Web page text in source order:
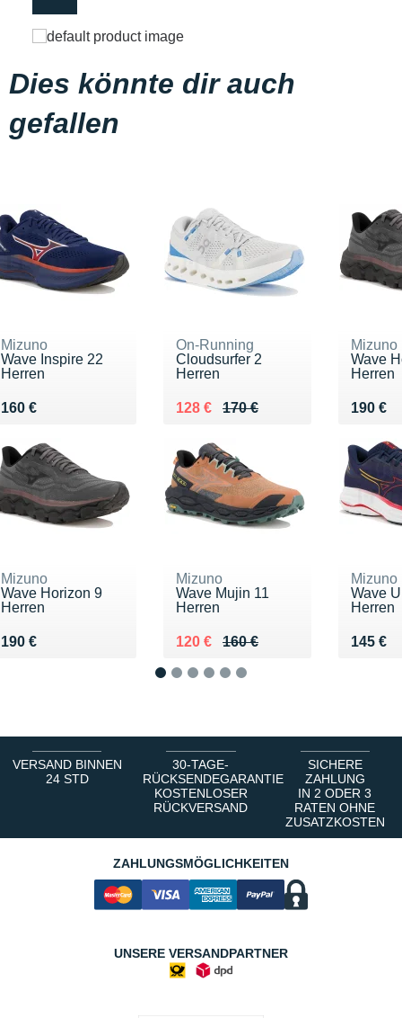
Dies könnte dir auch
gefallen
Mizuno
Wave Inspire 22
Herren
160 €
Vendu 160 €
On-Running
Cloudsurfer 2
Herren
170 €
Au lieu de 170 €
128 €
Vendu 128 €
Mizuno
Wave
Herren
190 €
Vendu
Mizuno
Wave Horizon 9
Herren
190 €
Vendu 190 €
Mizuno
Wave Mujin 11
Herren
160 €
Au lieu de 160 €
120 €
Vendu 120 €
Mizuno
Wave
Herren
145 €
Vendu
VERSAND BINNEN
24 STD
30-TAGE-
RÜCKSENDEGARANTIE
KOSTENLOSER
RÜCKVERSAND
SICHERE
ZAHLUNG
IN 2 ODER 3
RATEN OHNE
ZUSATZKOSTEN
ZAHLUNGSMÖGLICHKEITEN
UNSERE VERSANDPARTNER